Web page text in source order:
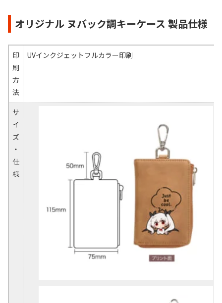
オリジナル ヌバック調キーケース 製品仕様
印
刷
方
法
UVインクジェットフルカラー印刷
サ
イ
ズ
・
仕
様